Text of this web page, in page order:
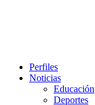
Primary
Menu
Perfiles
Noticias
Educación
Deportes